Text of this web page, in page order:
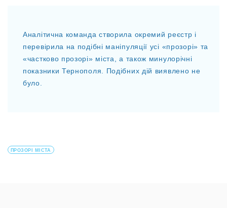
Аналітична команда створила окремий реєстр і
перевірила на подібні маніпуляції усі «прозорі» та
«частково прозорі» міста, а також минулорічні
показники Тернополя. Подібних дій виявлено не
було.
ПРОЗОРІ МІСТА